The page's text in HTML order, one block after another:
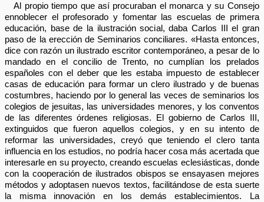
Al propio tiempo que así procuraban el monarca y su Consejo
ennoblecer el profesorado y fomentar las escuelas de primera
educación, base de la ilustración social, daba Carlos III el gran
paso de la erección de Seminarios conciliares. «Hasta entonces,
dice con razón un ilustrado escritor contemporáneo, a pesar de lo
mandado en el concilio de Trento, no cumplían los prelados
españoles con el deber que les estaba impuesto de establecer
casas de educación para formar un clero ilustrado y de buenas
costumbres, haciendo por lo general las veces de seminarios los
colegios de jesuitas, las universidades menores, y los conventos
de las diferentes órdenes religiosas. El gobierno de Carlos III,
extinguidos que fueron aquellos colegios, y en su intento de
reformar las universidades, creyó que teniendo el clero tanta
influencia en los estudios, no podría hacer cosa más acertada que
interesarle en su proyecto, creando escuelas eclesiásticas, donde
con la cooperación de ilustrados obispos se ensayasen mejores
métodos y adoptasen nuevos textos, facilitándose de esta suerte
la misma innovación en los demás establecimientos. La